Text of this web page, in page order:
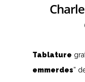
Tablature
emmerdes”